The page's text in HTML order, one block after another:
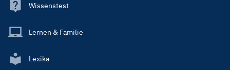
Wissenstest
Lernen & Familie
Lexika